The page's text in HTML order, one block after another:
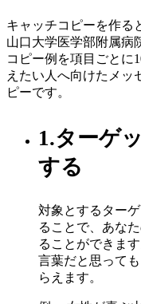
キャッチコピーを作る
山口大学医学部附属病
コピー例を項目ごとに
えたい人へ向けたメッ
ピーです。
1.ターゲ
する
対象とするター
ることで、あな
ることができま
言葉だと思って
らえます。